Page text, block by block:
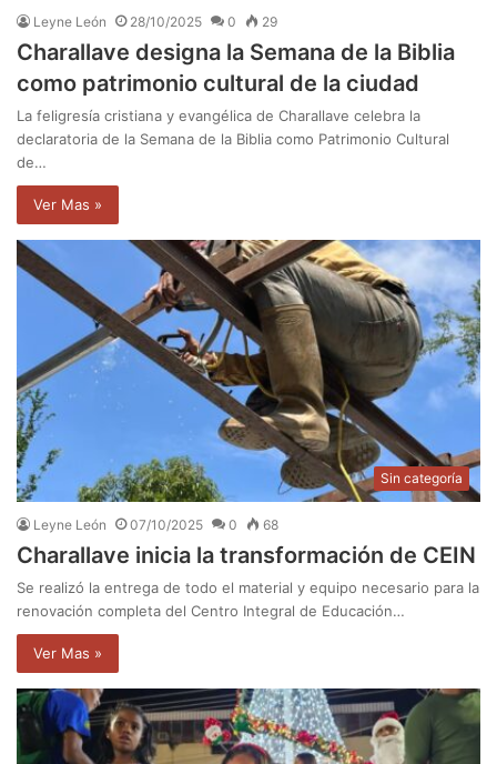
Leyne León 28/10/2025 0 29
Charallave designa la Semana de la Biblia
como patrimonio cultural de la ciudad
La feligresía cristiana y evangélica de Charallave celebra la
declaratoria de la Semana de la Biblia como Patrimonio Cultural
de…
Ver Mas »
Sin categoría
Leyne León 07/10/2025 0 68
Charallave inicia la transformación de CEIN
Se realizó la entrega de todo el material y equipo necesario para la
renovación completa del Centro Integral de Educación…
Ver Mas »